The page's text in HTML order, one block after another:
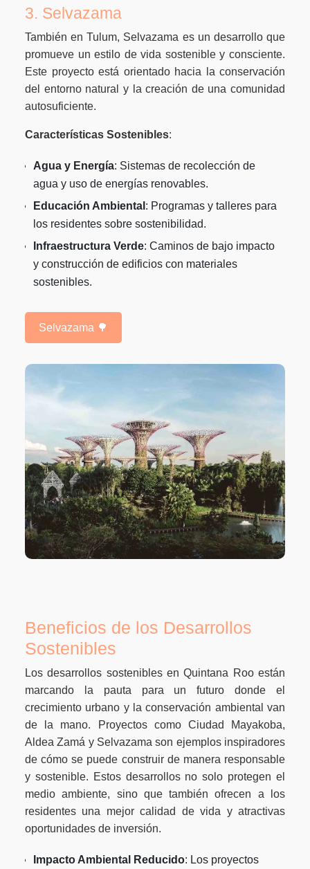
3. Selvazama
También en Tulum, Selvazama es un desarrollo que
promueve un estilo de vida sostenible y consciente.
Este proyecto está orientado hacia la conservación
del entorno natural y la creación de una comunidad
autosuficiente.
Características Sostenibles:
Agua y Energía: Sistemas de recolección de
agua y uso de energías renovables.
Educación Ambiental : Programas y talleres para
los residentes sobre sostenibilidad.
Infraestructura Verde: Caminos de bajo impacto
y construcción de edificios con materiales
sostenibles.
Selvazama 🌳
Beneficios de los Desarrollos
Sostenibles
Los desarrollos sostenibles en Quintana Roo están
marcando la pauta para un futuro donde el
crecimiento urbano y la conservación ambiental van
de la mano. Proyectos como Ciudad Mayakoba,
Aldea Zamá y Selvazama son ejemplos inspiradores
de cómo se puede construir de manera responsable
y sostenible. Estos desarrollos no solo protegen el
medio ambiente, sino que también ofrecen a los
residentes una mejor calidad de vida y atractivas
oportunidades de inversión.
Impacto Ambiental Reducido: Los proyectos